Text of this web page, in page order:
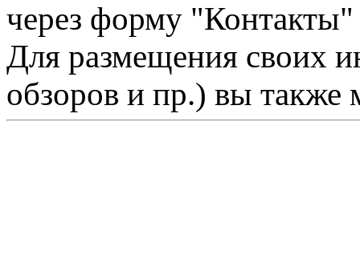
через форму "Контакты"
Для размещения своих
обзоров и пр.) вы также